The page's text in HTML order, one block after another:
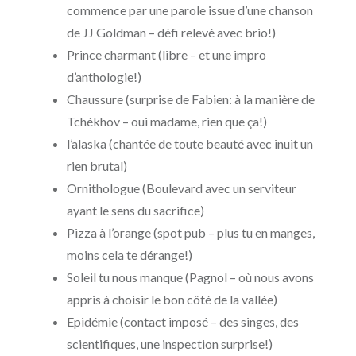
commence par une parole issue d’une chanson
de JJ Goldman – défi relevé avec brio!)
Prince charmant (libre – et une impro
d’anthologie!)
Chaussure (surprise de Fabien: à la manière de
Tchékhov – oui madame, rien que ça!)
l’alaska (chantée de toute beauté avec inuit un
rien brutal)
Ornithologue (Boulevard avec un serviteur
ayant le sens du sacrifice)
Pizza à l’orange (spot pub – plus tu en manges,
moins cela te dérange!)
Soleil tu nous manque (Pagnol – où nous avons
appris à choisir le bon côté de la vallée)
Epidémie (contact imposé – des singes, des
scientifiques, une inspection surprise!)